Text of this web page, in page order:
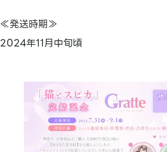
≪発送時期≫
2024年11月中旬頃